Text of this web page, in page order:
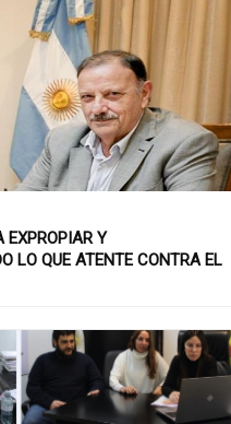
EXPROPIAR Y
LO QUE ATENTE CONTRA EL